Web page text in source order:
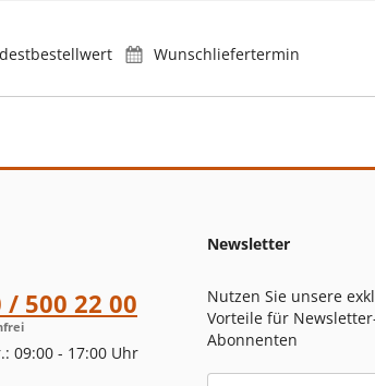
Wunschliefertermin
/ 500 22 00
09:00 - 17:00 Uhr
Newsletter
Nutzen Sie unsere
Vorteile für
Abonnenten